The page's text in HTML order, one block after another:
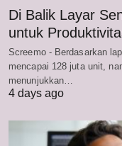
Di Balik Layar
untuk
Screemo - Berdasarkan
mencapai 128 juta unit,
menunjukkan…
4 days ago